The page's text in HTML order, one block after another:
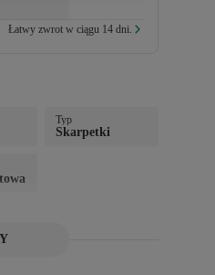
Łatwy zwrot w ciągu 14 dni.
Typ
Skarpetki